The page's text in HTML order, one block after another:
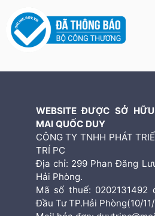
WEBSITE ĐƯỢC SỞ
MAI QUỐC DUY
CÔNG TY TNHH PHÁT
TRÍ PC
Địa chỉ: 299 Phan Đăng
Hải Phòng.
Mã số thuế: 0202131492
Đầu Tư TP.Hải Phòng(10/